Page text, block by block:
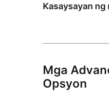
Kasaysayan
Mga
Opsyon